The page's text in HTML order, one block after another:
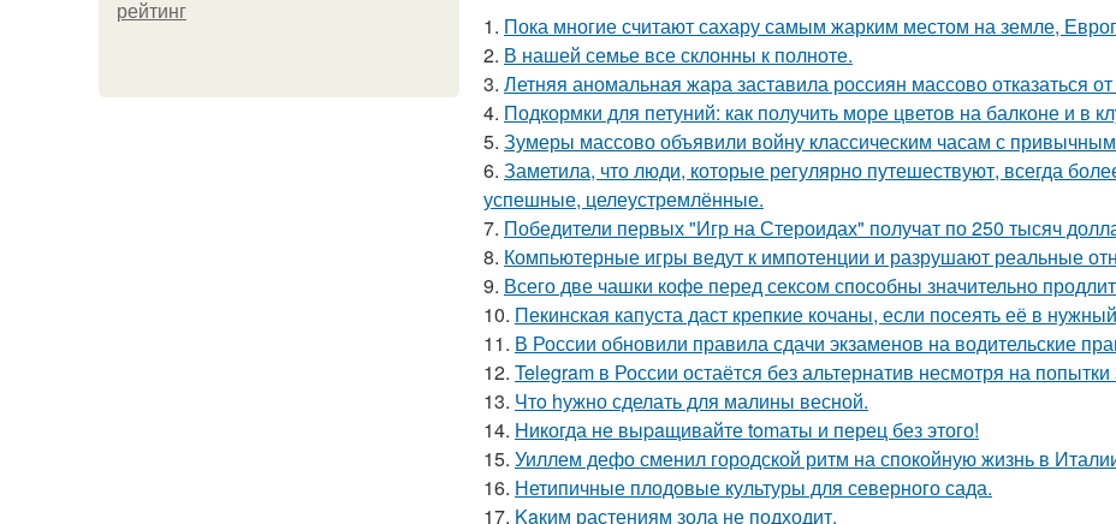
рейтинг
1. Пока многие считают сахару самым жарким местом на земле,
2. В нашей семье все склонны к полноте.
3. Летняя аномальная жара заставила россиян массово отказаться
4. Подкормки для петуний: как получить море цветов на балконе и в
5. Зумеры массово объявили войну классическим часам с
6. Заметила, что люди, которые регулярно путешествуют, всегда
успешные, целеустремлённые.
7. Победители первых "Игр на Стероидах" получат по 250 тысяч
8. Компьютерные игры ведут к импотенции и разрушают реальные
9. Всего две чашки кофе перед сексом способны значительно
10. Пекинская капуста даст крепкие кочаны, если посеять её в
11. В России обновили правила сдачи экзаменов на водительские
12. Telegram в России остаётся без альтернатив несмотря на
13. Чтo hужно сделать для малины весной.
14. Hикогда не выpaщивайте tomаты и перец без этого!
15. Уиллем дефо сменил городской ритм на спокойную жизнь в
16. Нетипичные плодовые культуры для северного сада.
17. Kaким растениям зола не подходит.